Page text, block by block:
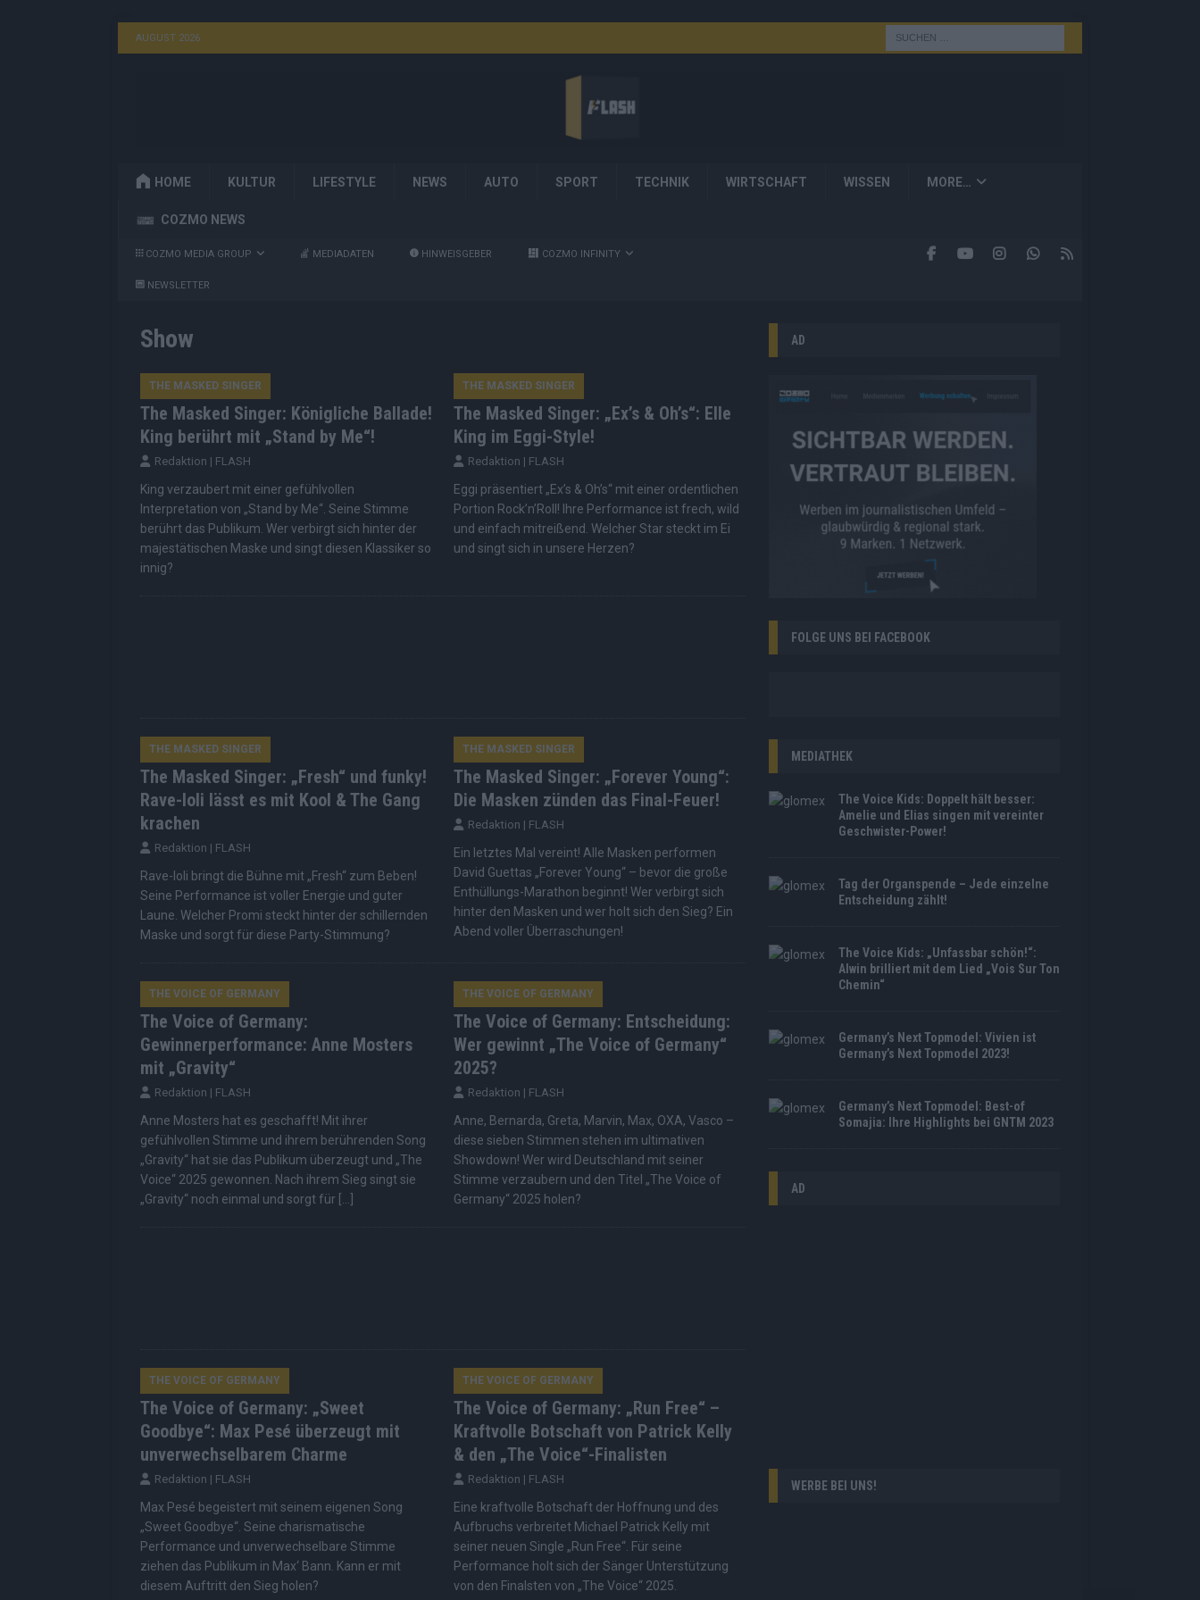
AUGUST 2026
HOME KULTUR LIFESTYLE NEWS AUTO SPORT TECHNIK WIRTSCHAFT WISSEN MORE…
COZMO NEWS
COZMO MEDIA GROUP MEDIADATEN HINWEISGEBER COZMO INFINITY
NEWSLETTER
Show
THE MASKED SINGER
The Masked Singer: Königliche Ballade!
King berührt mit „Stand by Me“!
Redaktion | FLASH
King verzaubert mit einer gefühlvollen
Interpretation von „Stand by Me“. Seine Stimme
berührt das Publikum. Wer verbirgt sich hinter der
majestätischen Maske und singt diesen Klassiker so
innig?
THE MASKED SINGER
The Masked Singer: „Ex’s & Oh’s“: Elle
King im Eggi-Style!
Redaktion | FLASH
Eggi präsentiert „Ex’s & Oh’s“ mit einer ordentlichen
Portion Rock’n’Roll! Ihre Performance ist frech, wild
und einfach mitreißend. Welcher Star steckt im Ei
und singt sich in unsere Herzen?
THE MASKED SINGER
The Masked Singer: „Fresh“ und funky!
Rave-Ioli lässt es mit Kool & The Gang
krachen
Redaktion | FLASH
Rave-Ioli bringt die Bühne mit „Fresh“ zum Beben!
Seine Performance ist voller Energie und guter
Laune. Welcher Promi steckt hinter der schillernden
Maske und sorgt für diese Party-Stimmung?
THE MASKED SINGER
The Masked Singer: „Forever Young“:
Die Masken zünden das Final-Feuer!
Redaktion | FLASH
Ein letztes Mal vereint! Alle Masken performen
David Guettas „Forever Young“ – bevor die große
Enthüllungs-Marathon beginnt! Wer verbirgt sich
hinter den Masken und wer holt sich den Sieg? Ein
Abend voller Überraschungen!
THE VOICE OF GERMANY
The Voice of Germany:
Gewinnerperformance: Anne Mosters
mit „Gravity“
Redaktion | FLASH
Anne Mosters hat es geschafft! Mit ihrer
gefühlvollen Stimme und ihrem berührenden Song
„Gravity“ hat sie das Publikum überzeugt und „The
Voice“ 2025 gewonnen. Nach ihrem Sieg singt sie
„Gravity“ noch einmal und sorgt für
THE VOICE OF GERMANY
The Voice of Germany: Entscheidung:
Wer gewinnt „The Voice of Germany“
2025?
Redaktion | FLASH
Anne, Bernarda, Greta, Marvin, Max, OXA, Vasco –
diese sieben Stimmen stehen im ultimativen
Showdown! Wer wird Deutschland mit seiner
Stimme verzaubern und den Titel „The Voice of
Germany“ 2025 holen?
THE VOICE OF GERMANY
The Voice of Germany: „Sweet
Goodbye“: Max Pesé überzeugt mit
unverwechselbarem Charme
Redaktion | FLASH
Max Pesé begeistert mit seinem eigenen Song
„Sweet Goodbye“. Seine charismatische
Performance und unverwechselbare Stimme
ziehen das Publikum in Max‘ Bann. Kann er mit
diesem Auftritt den Sieg holen?
THE VOICE OF GERMANY
The Voice of Germany: „Run Free“ –
Kraftvolle Botschaft von Patrick Kelly
& den „The Voice“-Finalisten
Redaktion | FLASH
Eine kraftvolle Botschaft der Hoffnung und des
Aufbruchs verbreitet Michael Patrick Kelly mit
seiner neuen Single „Run Free“. Für seine
Performance holt sich der Sänger Unterstützung
von den Finalsten von „The Voice“ 2025.
AD
FOLGE UNS BEI FACEBOOK
MEDIATHEK
The Voice Kids: Doppelt hält besser:
Amelie und Elias singen mit vereinter
Geschwister-Power!
Tag der Organspende – Jede einzelne
Entscheidung zählt!
The Voice Kids: „Unfassbar schön!“:
Alwin brilliert mit dem Lied „Vois Sur Ton
Chemin“
Germany’s Next Topmodel: Vivien ist
Germany’s Next Topmodel 2023!
Germany’s Next Topmodel: Best-of
Somajia: Ihre Highlights bei GNTM 2023
AD
WERBE BEI UNS!